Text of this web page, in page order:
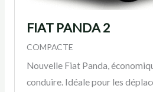
FIAT PANDA 2
COMPACTE
Nouvelle Fiat Panda,
conduire. Idéale pour les